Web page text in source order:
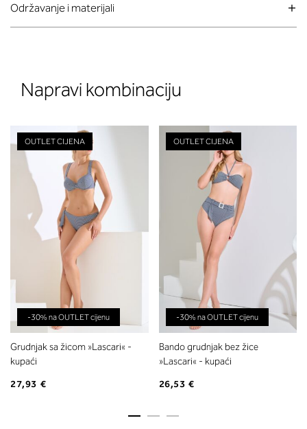
Održavanje i materijali
Napravi kombinaciju
-30% na OUTLET cijenu
OUTLET CIJENA
Grudnjak sa žicom »Lascari« -
kupaći
27,93 €
OUTLET CIJENA
-30% na OUTLET cijenu
Bando grudnjak bez žice
»Lascari« - kupaći
26,53 €